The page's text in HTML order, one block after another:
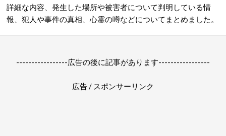
詳細な内容、発生した場所や被害者について判明している情
報、犯人や事件の真相、心霊の噂などについてまとめました。
-----------------広告の後に記事があります-----------------
広告 / スポンサーリンク